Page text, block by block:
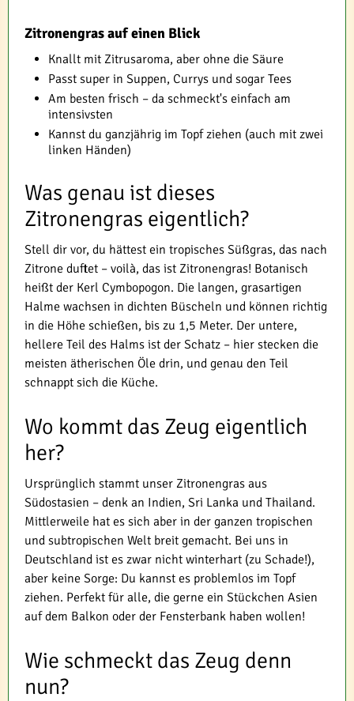
Zitronengras auf einen Blick
Knallt mit Zitrusaroma, aber ohne die Säure
Passt super in Suppen, Currys und sogar Tees
Am besten frisch – da schmeckt's einfach am
intensivsten
Kannst du ganzjährig im Topf ziehen (auch mit zwei
linken Händen)
Was genau ist dieses
Zitronengras eigentlich?
Stell dir vor, du hättest ein tropisches Süßgras, das nach
Zitrone duftet – voilà, das ist Zitronengras! Botanisch
heißt der Kerl Cymbopogon. Die langen, grasartigen
Halme wachsen in dichten Büscheln und können richtig
in die Höhe schießen, bis zu 1,5 Meter. Der untere,
hellere Teil des Halms ist der Schatz – hier stecken die
meisten ätherischen Öle drin, und genau den Teil
schnappt sich die Küche.
Wo kommt das Zeug eigentlich
her?
Ursprünglich stammt unser Zitronengras aus
Südostasien – denk an Indien, Sri Lanka und Thailand.
Mittlerweile hat es sich aber in der ganzen tropischen
und subtropischen Welt breit gemacht. Bei uns in
Deutschland ist es zwar nicht winterhart (zu Schade!),
aber keine Sorge: Du kannst es problemlos im Topf
ziehen. Perfekt für alle, die gerne ein Stückchen Asien
auf dem Balkon oder der Fensterbank haben wollen!
Wie schmeckt das Zeug denn
nun?